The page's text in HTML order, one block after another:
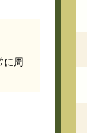
に周